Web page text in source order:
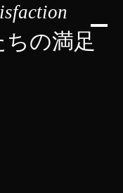
の満足